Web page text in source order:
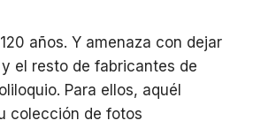
años. Y amenaza con dejar
el resto de fabricantes de
Para ellos, aquél
colección de fotos